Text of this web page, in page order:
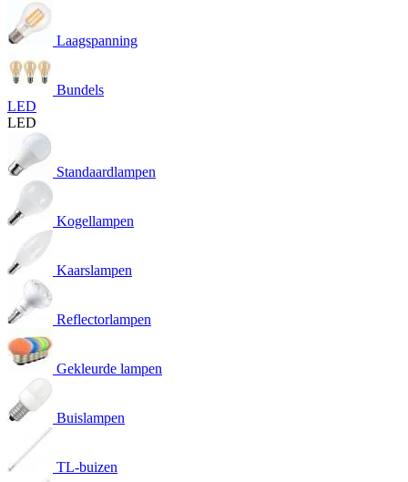
Laagspanning
Bundels
LED
LED
Standaardlampen
Kogellampen
Kaarslampen
Reflectorlampen
Gekleurde lampen
Buislampen
TL-buizen